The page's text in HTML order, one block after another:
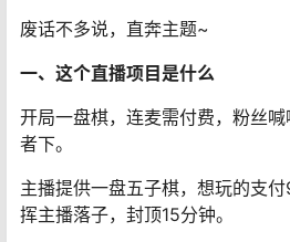
废话不多说，直奔主题~
一、这个直播项目是什么
开局一盘棋，连麦需付费，粉丝
者下。
主播提供一盘五子棋，想玩的支
挥主播落子，封顶15分钟。